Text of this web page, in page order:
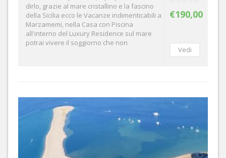
€190,00
dirlo, grazie al mare cristallino e la fascino
della Sicilia ecco le Vacanze indimenticabili a
Marzamemi, nella Casa con Piscina
all'interno del Luxury Residence sul mare
potrai vivere il soggiorno che non